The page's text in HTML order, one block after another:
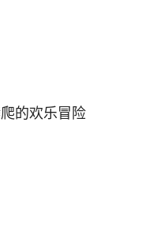
的欢乐冒险